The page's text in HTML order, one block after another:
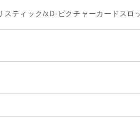
ティック/xD-ピクチャーカードスロ